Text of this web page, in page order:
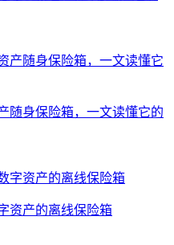
随身保险箱，一文读懂它的
资产的离线保险箱